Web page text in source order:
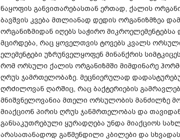
ნაყოფის განვითარებასთან ერთად, ქალის
ბავშვის კვება მთლიანად დედის ორგანიზმზეა
ორგანიზმიდან იღებს საჭირო
მცირდება, რაც ყოველთვის ტოვებს კვალს
ელემენტები უზრუნველყოფენ მინანქრის
რომ ორსული ქალის ორგანიზმში მიმდინარე
ღრუს ჯამრთელობაზე. მეცნიერულად
ღრძილოვან ღარშიც, რაც ბაქტერიების
მნიშვნელოვანია მთელი ორსულობის მანძილზე
მიაქციონ პირის ღრუს ჯანმრთელობას და
განსაკუთრებული ყურადღება უნდა მიაქციოს
არასათანადოდ გაწმენდილი კბილები და